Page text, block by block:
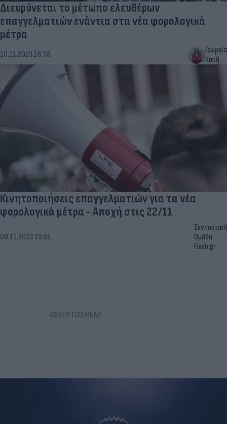
Διευρύνεται το μέτωπο ελευθέρων
επαγγελματιών ενάντια στα νέα φορολογικά
μέτρα
10.11.2023 16:38
Γεωργία
Κακή
Κινητοποιήσεις επαγγελματιών για τα νέα
φορολογικά μέτρα - Αποχή στις 22/11
09.11.2023 19:55
Συντακτική
Ομάδα
Flash.gr